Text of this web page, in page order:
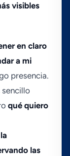
visibles
en claro
a mi
presencia.
sencillo
qué quiero
las